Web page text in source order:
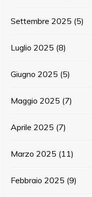
Settembre 2025 (5)
Luglio 2025 (8)
Giugno 2025 (5)
Maggio 2025 (7)
Aprile 2025 (7)
Marzo 2025 (11)
Febbraio 2025 (9)